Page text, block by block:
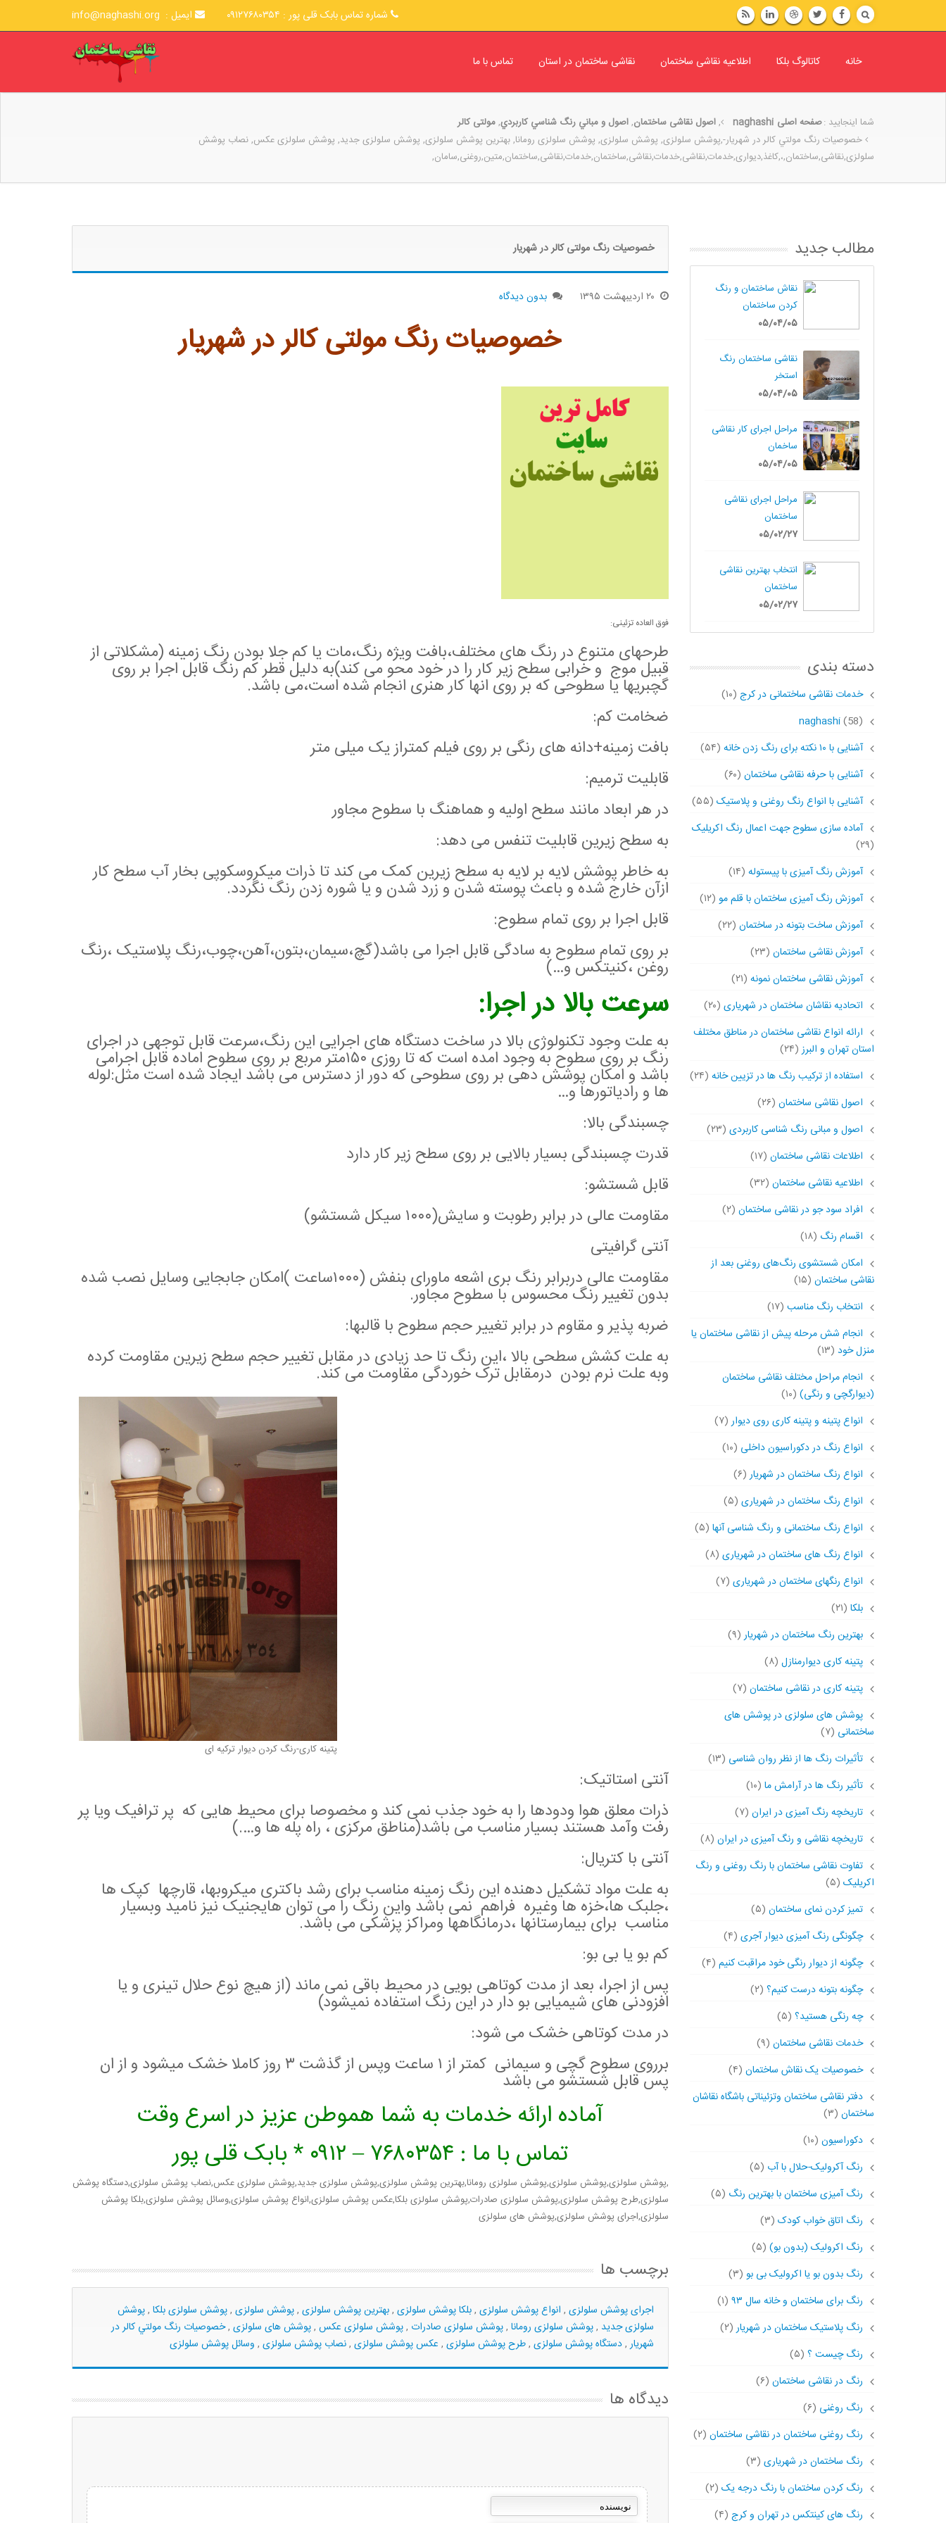
شماره تماس بابک قلی پور : ۰۹۱۲۷۶۸۰۳۵۴ ایمیل : info@naghashi.org
خانه کاتالوگ بلکا اطلاعیه نقاشی ساختمان نقاشی ساختمان در استان تماس با ما
شما اینجایید :صفحه اصلی naghashi
,اصول نقاشی ساختمان,اصول و مباني رنگ شناسي كاربردي,مولتی کالر
خصوصيات رنگ مولتي کالر در شهریار-,پوشش سلولزی, پوشش سلولزی, پوشش سلولزی رومانا, بهترین پوشش سلولزی, پوشش سلولزی جدید, پوشش سلولزی عکس, نصاب پوشش
سلولزی,نقاشی,ساختمان,،,کاغذ,دیواری‎,خدمات,نقاشی,خدمات,نقاشی,ساختمان,خدمات,نقاشی,ساختمان,متین‎,روغنی,سامان,
خصوصیات رنگ مولتی کالر در شهریار
۲۰ اردیبهشت ۱۳۹۵ بدون دیدگاه
خصوصیات رنگ مولتی کالر در شهریار
فوق العاده تزئینی:
طرحهای متنوع در رنگ های مختلف،بافت ویژه رنگ،مات یا کم جلا بودن رنگ زمینه (مشکلاتی از
قبیل موج و خرابی سطح زیر کار را در خود محو می کند)به دلیل قطر کم رنگ قابل اجرا بر روی
گچبریها یا سطوحی که بر روی انها کار هنری انجام شده است،می باشد.
ضخامت کم:
بافت زمینه+دانه های رنگی بر روی فیلم کمتراز یک میلی متر
قابلیت ترمیم:
در هر ابعاد مانند سطح اولیه و هماهنگ با سطوح مجاور
به سطح زیرین قابلیت تنفس می دهد:
به خاطر پوشش لایه بر لایه به سطح زیرین کمک می کند تا ذرات میکروسکوپی بخار آب سطح کار
ازآن خارج شده و باعث پوسته شدن و زرد شدن و یا شوره زدن رنگ نگردد.
قابل اجرا بر روی تمام سطوح:
بر روی تمام سطوح به سادگی قابل اجرا می باشد(گچ،سیمان،بتون،آهن،چوب،رنگ پلاستیک ،رنگ
روغن ،کنیتکس و…)
سرعت بالا در اجرا:
به علت وجود تکنولوژی بالا در ساخت دستگاه های اجرایی این رنگ،سرعت قابل توجهی در اجرای
رنگ بر روی سطوح به وجود امده است که تا روزی ۱۵۰متر مربع بر روی سطوح اماده قابل اجرامی
باشد و امکان پوشش دهی بر روی سطوحی که دور از دسترس می باشد ایجاد شده است مثل:لوله
ها و رادیاتورها و…
چسبندگی بالا:
قدرت چسبندگی بسیار بالایی بر روی سطح زیر کار دارد
قابل شستشو:
مقاومت عالی در برابر رطوبت و سایش(۱۰۰۰ سیکل شستشو)
آنتی گرافیتی
مقاومت عالی دربرابر رنگ بری اشعه ماورای بنفش (۱۰۰۰ساعت )امکان جابجایی وسایل نصب شده
بدون تغییر رنگ محسوس با سطوح مجاور.
ضربه پذیر و مقاوم در برابر تغییر حجم سطوح با قالبها:
به علت کشش سطحی بالا ،این رنگ تا حد زیادی در مقابل تغییر حجم سطح زیرین مقاومت کرده
وبه علت نرم بودن درمقابل ترک خوردگی مقاومت می کند.
پتینه کاری-رنگ کردن دیوار ترکیه ای
آنتی استاتیک:
ذرات معلق هوا ودودها را به خود جذب نمی کند و مخصوصا برای محیط هایی که پر ترافیک ویا پر
رفت وآمد هستند بسیار مناسب می باشد(مناطق مرکزی ، راه پله ها و….)
آنتی با کتریال:
به علت مواد تشکیل دهنده این رنگ زمینه مناسب برای رشد باکتری میکروبها، قارچها کپک ها
،جلبک ها،خزه ها وغیره فراهم نمی باشد واین رنگ را می توان هایجنیک نیز نامید وبسیار
مناسب برای بیمارستانها ،درمانگاهها ومراکز پزشکی می باشد.
کم بو یا بی بو:
پس از اجرا، بعد از مدت کوتاهی بویی در محیط باقی نمی ماند (از هیچ نوع حلال تینری و یا
افزودنی های شیمیایی بو دار در این رنگ استفاده نمیشود)
در مدت کوتاهی خشک می شود:
برروی سطوح گچی و سیمانی کمتر از ۱ ساعت وپس از گذشت ۳ روز کاملا خشک میشود و از ان
پس قابل شستشو می باشد
آماده ارائه خدمات به شما هموطن عزیز در اسرع وقت
تماس با ما : ۷۶۸۰۳۵۴ – ۰۹۱۲ * بابک قلی پور
,پوشش سلولزی,پوشش سلولزی,پوشش سلولزی رومانا,بهترین پوشش سلولزی,پوشش سلولزی جدید,پوشش سلولزی عکس,نصاب پوشش سلولزی,دستگاه پوشش
سلولزی,طرح پوشش سلولزی,پوشش سلولزی صادرات,پوشش سلولزی بلکا,عکس پوشش سلولزی,انواع پوشش سلولزی,وسائل پوشش سلولزی,بلکا پوشش
سلولزی,اجرای پوشش سلولزی,پوشش های سلولزی
برچسب ها
اجرای پوشش سلولزی , انواع پوشش سلولزی ,بلکا پوشش سلولزی ,بهترین پوشش سلولزی ,پوشش سلولزی ,پوشش سلولزی بلکا ,پوشش
سلولزی جدید ,پوشش سلولزی رومانا ,پوشش سلولزی صادرات ,پوشش سلولزی عکس ,پوشش های سلولزی ,خصوصيات رنگ مولتي کالر در
شهریار,دستگاه پوشش سلولزی ,طرح پوشش سلولزی , عکس پوشش سلولزی ,نصاب پوشش سلولزی , وسائل پوشش سلولزی
دیدگاه ها
مطالب جدید
نقاش ساختمان و رنگ
کردن ساختمان
۰۵/۰۴/۰۵
نقاشی ساختمان رنگ
استخر
۰۵/۰۴/۰۵
مراحل اجرای کار نقاشی
ساخمان
۰۵/۰۴/۰۵
مراحل اجرای نقاشی
ساختمان
۰۵/۰۲/۲۷
انتخاب بهترین نقاشی
ساختمان
۰۵/۰۲/۲۷
دسته بندی
خدمات نقاشی ساختمانی در کرج (۱۰)
naghashi(58)
آشنایی با ۱۰ نکته برای رنگ زدن خانه
(۵۴)
آشنایی با حرفه نقاشی ساختمان (۶۰)
آشنایی با انواع رنگ روغنی و پلاستیک (۵۵)
آماده سازی سطوح جهت اعمال رنگ اکریلیک
(۲۹)
آموزش رنگ آمیزی با پیستوله (۱۴)
آموزش رنگ آمیزی ساختمان با قلم مو (۱۲)
آموزش ساخت بتونه در ساختمان (۲۲)
آموزش نقاشی ساختمان (۲۳)
آموزش نقاشی ساختمان نمونه (۲۱)
اتحادیه نقاشان ساختمان در شهریاری (۲۰)
ارائه انواع نقاشی ساختمان در مناطق مختلف
استان تهران و البرز(۲۴)
استفاده از ترکیب رنگ ها در تزیین خانه (۲۴)
اصول نقاشی ساختمان (۲۶)
اصول و مبانی رنگ شناسی کاربردی (۲۳)
اطلاعات نقاشی ساختمان (۱۷)
اطلاعیه نقاشی ساختمان (۳۲)
افراد سود جو در نقاشی ساختمان (۲)
اقسام رنگ (۱۸)
امکان شستشوی رنگ‌های روغنی بعد از
نقاشی ساختمان (۱۵)
انتخاب رنگ مناسب (۱۷)
انجام شش مرحله پیش از نقاشی ساختمان یا
منزل خود (۱۳)
انجام مراحل مختلف نقاشی ساختمان
(دیوارگچی و رنگی) (۱۰)
انواع پتینه و پتینه کاری روی دیوار(۷)
انواع رنگ در دکوراسیون داخلی (۱۰)
انواع رنگ ساختمان در شهریار(۶)
انواع رنگ ساختمان در شهریاری (۵)
انواع رنگ ساختمانی و رنگ شناسی آنها (۵)
انواع رنگ های ساختمان در شهریاری (۸)
انواع رنگهای ساختمان در شهریاری (۷)
بلکا (۲۱)
بهترین رنگ ساختمان در شهریار(۹)
پتینه کاری دیوارمنازل (۸)
پتینه کاری در نقاشی ساختمان (۷)
پوشش های سلولزی در پوشش های
ساختمانی (۷)
تأثیرات رنگ ها از نظر روان شناسی (۱۳)
تأثیر رنگ ها در آرامش ما (۱۰)
تاریخچه رنگ آمیزی در ایران (۷)
تاریخچه نقاشی و رنگ آمیزی در ایران (۸)
تفاوت نقاشی ساختمان با رنگ روغنی و رنگ
اکریلیک (۵)
تمیز کردن نمای ساختمان (۵)
چگونگی رنگ آمیزی دیوار آجری (۴)
چگونه از دیوار رنگی خود مراقبت کنیم (۴)
چگونه بتونه درست کنیم؟ (۲)
چه رنگی هستید؟ (۵)
خدمات نقاشی ساختمان (۹)
خصوصیات یک نقاش ساختمان (۴)
دفتر نقاشی ساختمان وتزئیناتی باشگاه نقاشان
ساختمان (۳)
دکوراسیون (۱۰)
رنگ آکرولیک-حلال با آب (۵)
رنگ آمیزی ساختمان با بهترین رنگ (۵)
رنگ اتاق خواب کودک (۳)
رنگ اکرولیک (بدون بو) (۵)
رنگ بدون بو یا اکرولیک بی بو (۳)
رنگ برای ساختمان و خانه سال ۹۳
(۱)
رنگ پلاستیک ساختمان در شهریار(۲)
رنگ چیست ؟ (۵)
رنگ در نقاشی ساختمان (۶)
رنگ روغنی (۶)
رنگ روغنی ساختمان در نقاشی ساختمان (۲)
رنگ ساختمان در شهریاری (۳)
رنگ کردن ساختمان با رنگ درجه یک (۲)
رنگ های کینتکس در تهران و کرج (۴)